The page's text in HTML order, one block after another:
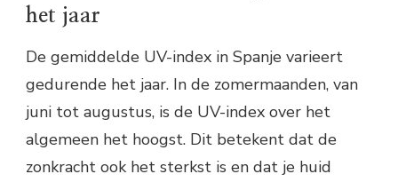
het jaar
De gemiddelde UV-index in Spanje varieert
gedurende het jaar. In de zomermaanden, van
juni tot augustus, is de UV-index over het
algemeen het hoogst. Dit betekent dat de
zonkracht ook het sterkst is en dat je huid